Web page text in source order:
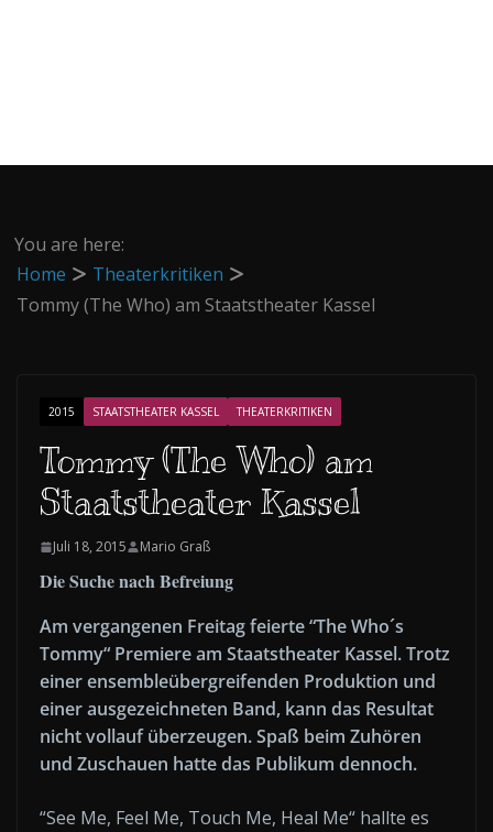
You are here:
Home
Theaterkritiken
Tommy (The Who) am Staatstheater Kassel
2015 STAATSTHEATER KASSEL THEATERKRITIKEN
Tommy (The Who) am
Staatstheater Kassel
Juli 18, 2015 Mario Graß
Die Suche nach Befreiung
Am vergangenen Freitag feierte “The Who´s
Tommy“ Premiere am Staatstheater Kassel. Trotz
einer ensembleübergreifenden Produktion und
einer ausgezeichneten Band, kann das Resultat
nicht vollauf überzeugen. Spaß beim Zuhören
und Zuschauen hatte das Publikum dennoch.
“See Me, Feel Me, Touch Me, Heal Me“ hallte es